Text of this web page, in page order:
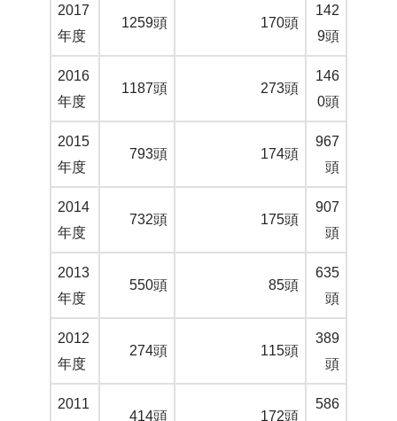
2017
年度
1259頭 170頭
142
9頭
2016
年度
1187頭 273頭
146
0頭
2015
年度
793頭 174頭
967
頭
2014
年度
732頭 175頭
907
頭
2013
年度
550頭 85頭
635
頭
2012
年度
274頭 115頭
389
頭
2011
414頭 172頭
586